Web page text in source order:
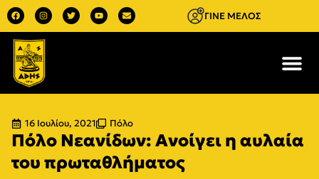
ΓΙΝΕ ΜΕΛΟΣ
16 Ιουλίου, 2021 Πόλο
Πόλο Νεανίδων: Ανοίγει η αυλαία
του πρωταθλήματος